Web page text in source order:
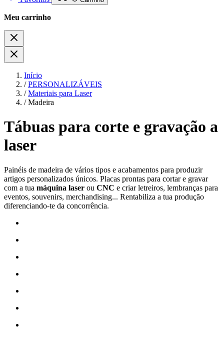
Meu carrinho
Início
/ PERSONALIZÁVEIS
/ Materiais para Laser
/ Madeira
Tábuas para corte e gravação a
laser
Painéis de madeira de vários tipos e acabamentos para produzir
artigos personalizados únicos. Placas prontas para cortar e gravar
com a tua máquina laser ou CNC e criar letreiros, lembranças para
eventos, souvenirs, merchandising... Rentabiliza a tua produção
diferenciando-te da concorrência.